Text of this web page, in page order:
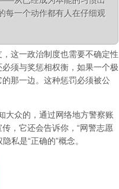
每一个动作都有人在仔细观
这一政治制度也需要不确定性
须与奖惩相权衡，如果一个极
那一边 。这种惩罚必须被公
大众的，通过网络地方警察账
，它还会告诉你，“网警志愿
私是“正确的”概念。